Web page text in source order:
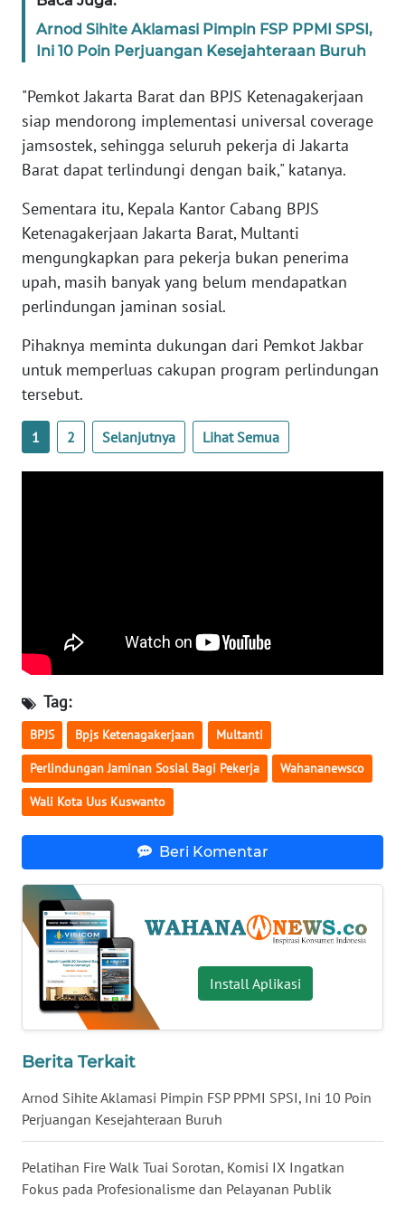
Arnod Sihite Aklamasi Pimpin FSP PPMI SPSI,
Ini 10 Poin Perjuangan Kesejahteraan Buruh
"Pemkot Jakarta Barat dan BPJS Ketenagakerjaan
siap mendorong implementasi universal coverage
jamsostek, sehingga seluruh pekerja di Jakarta
Barat dapat terlindungi dengan baik," katanya.
Sementara itu, Kepala Kantor Cabang BPJS
Ketenagakerjaan Jakarta Barat, Multanti
mengungkapkan para pekerja bukan penerima
upah, masih banyak yang belum mendapatkan
perlindungan jaminan sosial.
Pihaknya meminta dukungan dari Pemkot Jakbar
untuk memperluas cakupan program perlindungan
tersebut.
1 2 Selanjutnya Lihat Semua
Tag:
BPJS Bpjs Ketenagakerjaan Multanti
Perlindungan Jaminan Sosial Bagi Pekerja Wahananewsco
Wali Kota Uus Kuswanto
Beri Komentar
Install Aplikasi
Berita Terkait
Arnod Sihite Aklamasi Pimpin FSP PPMI SPSI, Ini 10 Poin
Perjuangan Kesejahteraan Buruh
Pelatihan Fire Walk Tuai Sorotan, Komisi IX Ingatkan
Fokus pada Profesionalisme dan Pelayanan Publik
WN
BANTEN
NTT
WN
WN
PAPUA
BARAT
RIAU
WN
SERAMBI
WN
SULTENG
WN
SULBAR
SUMBAR
WN
SUMSEL
WN
WN
LAMPUNG
WN
JATENG